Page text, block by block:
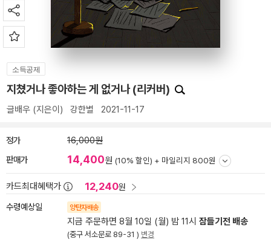
소득공제
지쳤거나 좋아하는 게 없거나 (리커버)
글배우 (지은이) 강한별 2021-11-17
정가 16,000원
판매가 14,400원 (10% 할인) + 마일리지 800원
카드최대혜택가 12,240원
수령예상일 양탄자배송
지금 주문하면 8월 10일 (월) 밤 11시 잠들기전 배송
(중구 서소문로 89-31 ) 변경